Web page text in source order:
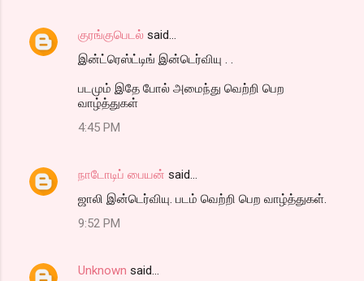
n
குரங்குபெடல் said…
இன்ட்ரெஸ்ட்டிங் இன்டெர்வியு . .
படமும் இதே போல் அமைந்து வெற்றி பெற
வாழ்த்துகள்
4:45 PM
நாடோடிப் பையன் said…
ஜாலி இன்டெர்வியு. படம் வெற்றி பெற வாழ்த்துகள்.
9:52 PM
Unknown said…